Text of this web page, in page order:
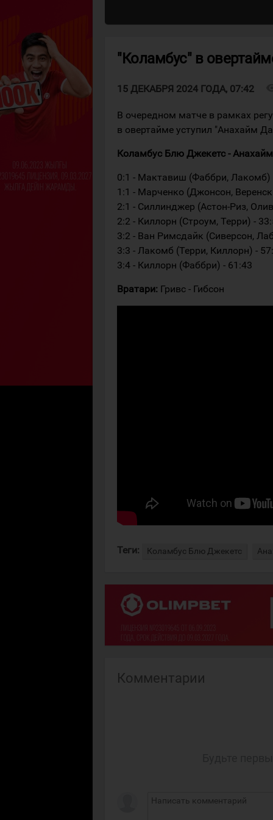
"Коламбус" в
15 ДЕКАБРЯ 2024 ГОДА, 07:42
В очередном матче в рамках
в овертайме уступил "Анахайм
Коламбус Блю Джекетс -
0:1 - Мактавиш (Фаббри, Лакомб)
1:1 - Марченко (Джонсон,
2:1 - Силлинджер (Астон-Риз,
2:2 - Киллорн (Строум, Терри) -
3:2 - Ван Римсдайк (Сиверсон,
3:3 - Лакомб (Терри, Киллорн) -
3:4 - Киллорн (Фаббри) - 61:43
Вратари: Гривс - Гибсон
Теги: Коламбус Блю Джекетс
Комментарии